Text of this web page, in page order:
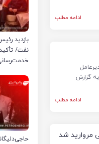
ادامه مطلب
گزارش
ادامه مطلب
مروارید شد
بازدید
نفت/